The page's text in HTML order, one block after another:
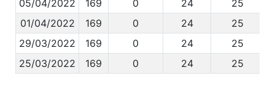
05/04/2022
169 0 24
25
01/04/2022
169 0 24
25
29/03/2022
169 0 24
25
25/03/2022
169 0 24 25